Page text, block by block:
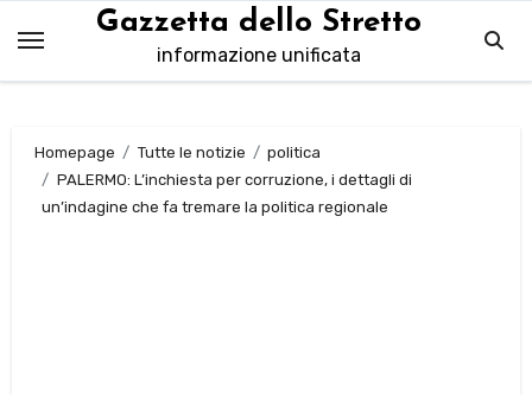
contenuto
Gazzetta dello Stretto
informazione unificata
Homepage Tutte le notizie
politica
PALERMO: L’inchiesta per corruzione, i dettagli di
un’indagine che fa tremare la politica regionale